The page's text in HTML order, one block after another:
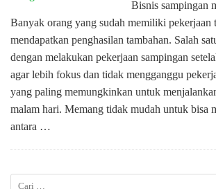
Bisnis sampingan
Banyak orang yang sudah memiliki pekerjaan
mendapatkan penghasilan tambahan. Salah
dengan melakukan pekerjaan sampingan
agar lebih fokus dan tidak mengganggu
yang paling memungkinkan untuk
malam hari. Memang tidak mudah untuk bisa
antara …